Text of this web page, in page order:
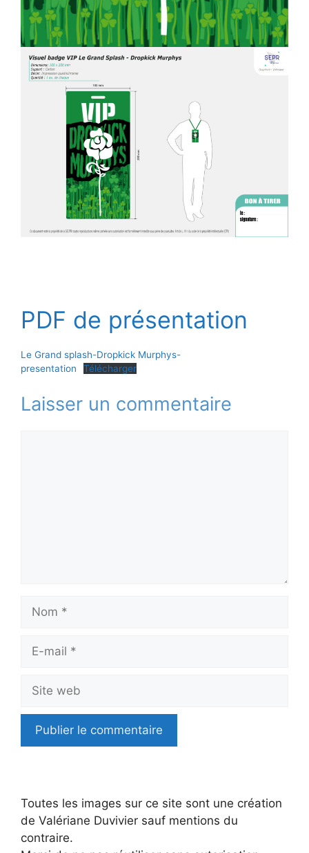
PDF de présentation
Le Grand splash-Dropkick Murphys-
presentation
Télécharger
Laisser un commentaire
mail
web
Toutes les images sur ce site sont une création
de Valériane Duvivier sauf mentions du
contraire.